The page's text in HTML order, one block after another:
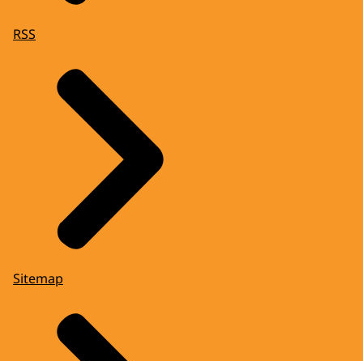
RSS
Sitemap